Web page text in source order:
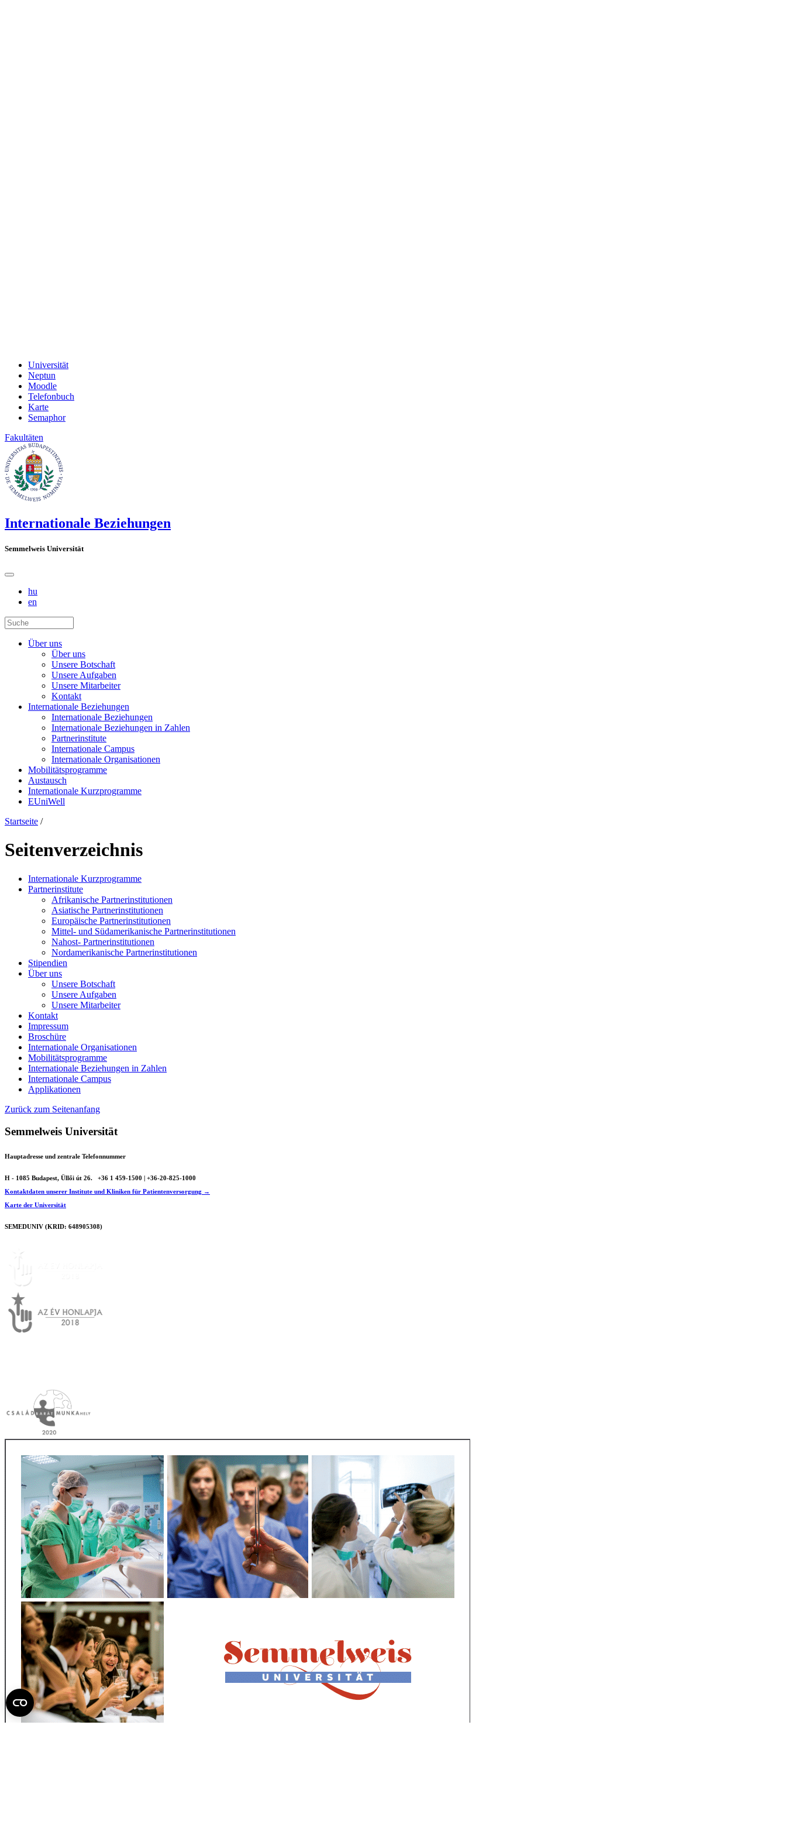
Universität
Neptun
Moodle
Telefonbuch
Karte
Semaphor
Fakultäten
Internationale Beziehungen
Semmelweis Universität
hu
en
Über uns
Über uns
Unsere Botschaft
Unsere Aufgaben
Unsere Mitarbeiter
Kontakt
Internationale Beziehungen
Internationale Beziehungen
Internationale Beziehungen in Zahlen
Partnerinstitute
Internationale Campus
Internationale Organisationen
Mobilitätsprogramme
Austausch
Internationale Kurzprogramme
EUniWell
Startseite /
Seitenverzeichnis
Internationale Kurzprogramme
Partnerinstitute
Afrikanische Partnerinstitutionen
Asiatische Partnerinstitutionen
Europäische Partnerinstitutionen
Mittel- und Südamerikanische Partnerinstitutionen
Nahost- Partnerinstitutionen
Nordamerikanische Partnerinstitutionen
Stipendien
Über uns
Unsere Botschaft
Unsere Aufgaben
Unsere Mitarbeiter
Kontakt
Impressum
Broschüre
Internationale Organisationen
Mobilitätsprogramme
Internationale Beziehungen in Zahlen
Internationale Campus
Applikationen
Zurück zum Seitenanfang
Semmelweis Universität
Hauptadresse und zentrale Telefonnummer
H - 1085 Budapest, Üllői út 26.
+36 1 459-1500 | +36-20-825-1000
Kontaktdaten unserer Institute und Kliniken für Patientenversorgung →
Karte der Universität
SEMEDUNIV (KRID: 648905308)